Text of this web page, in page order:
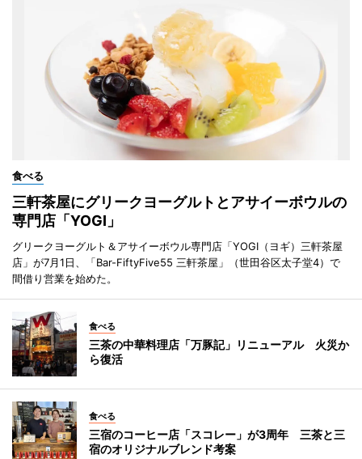
食べる
三軒茶屋にグリークヨーグルトとアサイーボウルの
専門店「YOGI」
グリークヨーグルト＆アサイーボウル専門店「YOGI（ヨギ）三軒茶屋
店」が7月1日、「Bar-FiftyFive55 三軒茶屋」（世田谷区太子堂4）で
間借り営業を始めた。
食べる
三茶の中華料理店「万豚記」リニューアル 火災か
ら復活
食べる
三宿のコーヒー店「スコレー」が3周年 三茶と三
宿のオリジナルブレンド考案